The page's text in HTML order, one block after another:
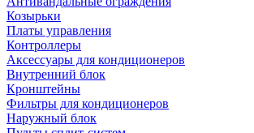
Козырьки
Платы управления
Контроллеры
Аксессуары для кондиционеров
Внутренний блок
Кронштейны
Фильтры для кондиционеров
Наружный блок